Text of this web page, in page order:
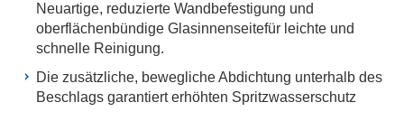
Neuartige, reduzierte Wandbefestigung und
oberflächenbündige Glasinnenseitefür leichte und
schnelle Reinigung.
Die zusätzliche, bewegliche Abdichtung unterhalb des
Beschlags garantiert erhöhten Spritzwasserschutz